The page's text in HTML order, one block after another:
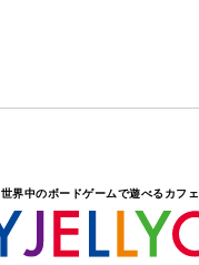
世界中のボードゲームで遊べるカフェ